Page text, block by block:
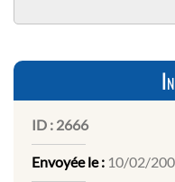
ID : 2666
Envoyée le : 10/02/